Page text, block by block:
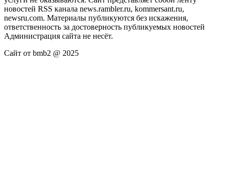
новостей RSS канала news.rambler.ru, kommersant.ru,
newsru.com. Материалы публикуются без искажения,
ответственность за достоверность публикуемых новостей
Администрация сайта не несёт.
Сайт от bmb2 @ 2025